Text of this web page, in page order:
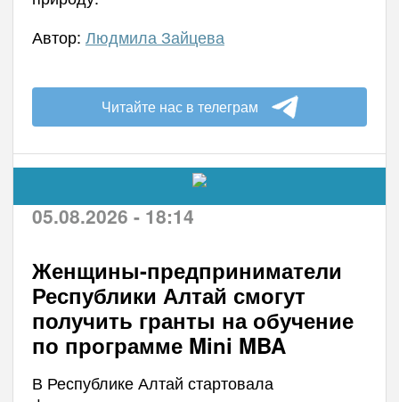
Автор: Людмила Зайцева
Читайте нас в телеграм
05.08.2026 - 18:14
Женщины-предприниматели
Республики Алтай смогут
получить гранты на обучение
по программе Mini MBA
В Республике Алтай стартовала